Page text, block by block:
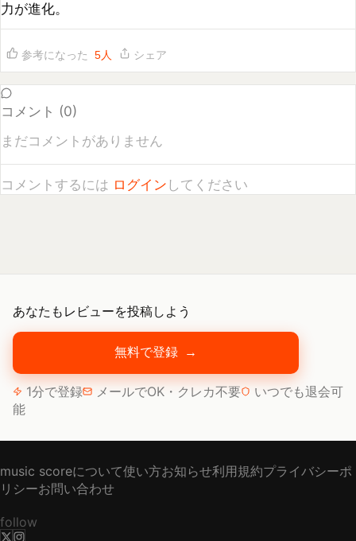
参考になった
コメント (0
まだコメントがありません
コメントするにはログイン
あなたもレビューを投稿しよう
無料で登録 →
1分で登録 メールでOK・クレカ不要
いつでも退会可
能
music scoreについて使い方お知らせ利用規約プライバシーポ
リシーお問い合わせ
follow